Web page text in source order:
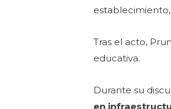
establecimiento,
Tras el acto,
educativa.
Durante su
en